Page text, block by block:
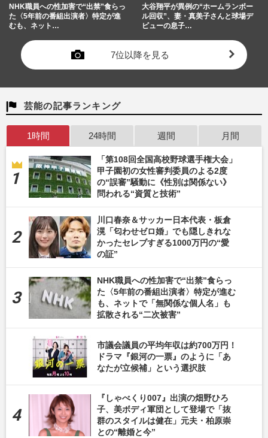
NHK職員への性加害で“出禁”食らっ
た〈5年前の番組出演者〉特定が進
むも、ネット…
大谷翔平が異例の“ホームランボー
ル回収”、妻・真美子さんと球場デ
ビューの息子…
7位以降を見る
芸能の記事ランキング
1時間 24時間 週間 月間
「第108回全国高校野球選手権大会」
甲子園初の女性審判委員のよる2度
の“誤審”騒動に《性別は関係ない》
問われる“資質と技術”
川口春奈＆サッカー日本代表・板倉
滉「匂わせゼロ婚」でも隠しきれな
かったセレブすぎる1000万円の“愛
の証”
NHK職員への性加害で“出禁”食らっ
た〈5年前の番組出演者〉特定が進む
も、ネットで「無関係な個人名」も
拡散される“二次被害”
市議会議員の平均年収は約700万円！
ドラマ『銀河の一票』のように「あ
なたが立候補」という選択肢
『しゃべくり007』出演の畑野ひろ
子、美ボディ軍団として登場で「抜
群のスタイルは健在」元夫・柏原崇
との“離婚と今”